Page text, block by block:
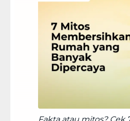
Cuci Sofa & Kasur
Layanan
gorden, dan
Pindahan Rumah
Layanan pindahan
rumah secara